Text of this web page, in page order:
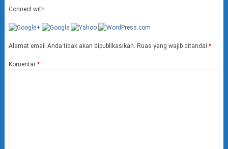
Connect with
Alamat email Anda tidak akan dipublikasikan. Ruas yang wajib ditandai *
Komentar *